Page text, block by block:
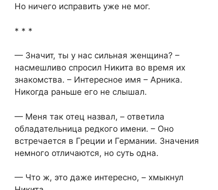
Но ничего исправить уже не мог.
* * *
— Значит, ты у нас сильная женщина? –
насмешливо спросил Никита во время их
знакомства. – Интересное имя – Арника.
Никогда раньше его не слышал.
— Меня так отец назвал, – ответила
обладательница редкого имени. – Оно
встречается в Греции и Германии. Значения
немного отличаются, но суть одна.
— Что ж, это даже интересно, – хмыкнул